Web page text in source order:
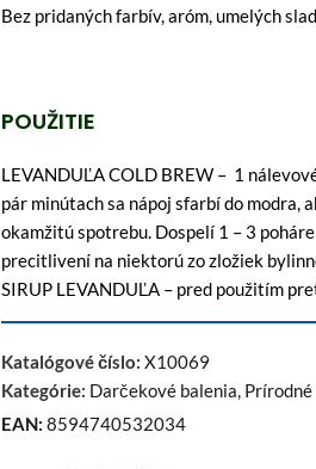
Bez pridaných farbív, aróm, umelých
POUŽITIE
LEVANDUĽA COLD BREW – 1
pár minútach sa nápoj sfarbí do modra,
okamžitú spotrebu. Dospelí 1 – 3
precitlivení na niektorú zo zložiek
SIRUP LEVANDUĽA – pred použitím
Katalógové číslo: X10069
Kategórie: Darčekové balenia,
EAN: 8594740532034